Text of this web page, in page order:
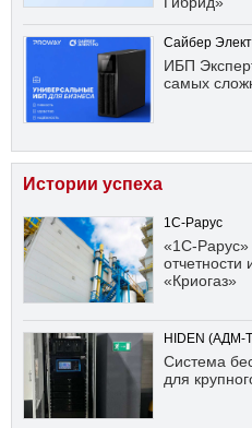
Сайбер
ИБП
самых
Истории успеха
1С-Рарус
«1С-Рарус»
отчетности
«Криогаз»
HIDEN (АДМ-
Система
для